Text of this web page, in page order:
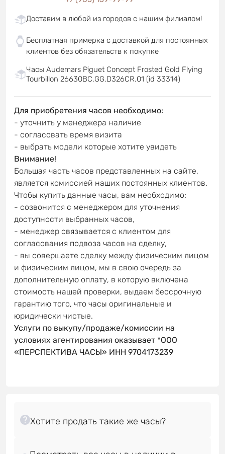
Доставим в любой из городов с нашим филиалом!
Бесплатная примерка с доставкой для постоянных
клиентов без обязательств к покупке
Часы Audemars Piguet Concept Frosted Gold Flying
Tourbillon 26630BC.GG.D326CR.01 (id 33314)
Для приобретения часов необходимо:
- уточнить у менеджера наличие
- согласовать время визита
- выбрать модели которые хотите увидеть
Внимание!
Большая часть часов представленных на сайте,
является комиссией наших постоянных клиентов.
Чтобы купить данные часы, вам необходимо:
- созвонится с менеджером для уточнения
доступности выбранных часов,
- менеджер связывается с клиентом для
согласования подвоза часов на сделку,
- вы совершаете сделку между физическим лицом
и физическим лицом, мы в свою очередь за
дополнительную оплату, в которую включена
стоимость нашей проверки, выдаем бессрочную
гарантию того, что часы оригинальные и
юридически чистые.
Услуги по выкупу/продаже/комиссии на
условиях агентирования оказывает *ООО
«ПЕРСПЕКТИВА ЧАСЫ» ИНН 9704173239